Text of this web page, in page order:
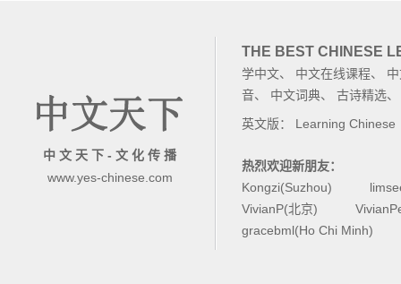
中 文 天 下 - 文 化 传 播
www.yes-chinese.com
THE BEST CHINESE
学中文、 中文在线课程、
音、 中文词典、 古诗精选
英文版： Learning Chinese
热烈欢迎新朋友：
Kongzi(Suzhou)
VivianP(北京)
gracebml(Ho Chi Minh)